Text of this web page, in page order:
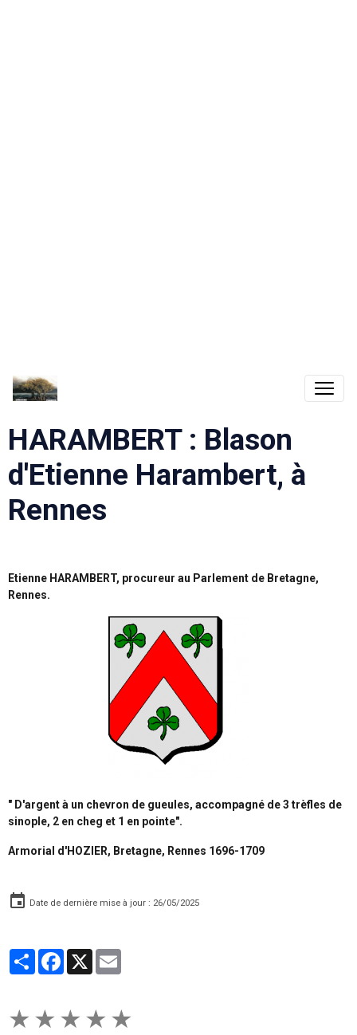
HARAMBERT : Blason
d'Etienne Harambert, à
Rennes
Etienne HARAMBERT, procureur au Parlement de Bretagne,
Rennes.
" D'argent à un chevron de gueules, accompagné de 3 trèfles de
sinople, 2 en cheg et 1 en pointe".
Armorial d'HOZIER, Bretagne, Rennes 1696-1709
Date de dernière mise à jour : 26/05/2025
PartagerFacebook
X
★ ★ ★ ★ ★